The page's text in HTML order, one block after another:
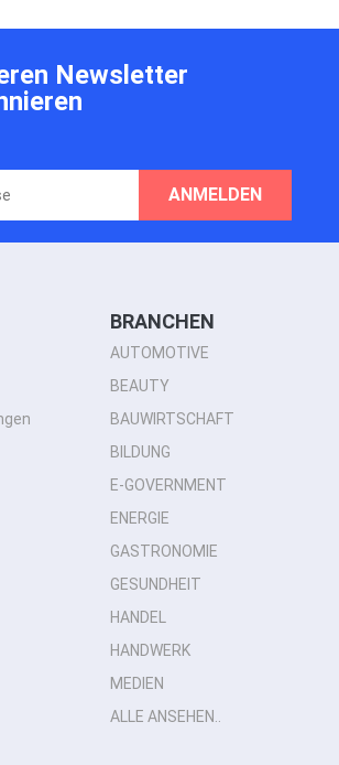
Newsletter
ANMELDEN
BRANCHEN
AUTOMOTIVE
BEAUTY
BAUWIRTSCHAFT
BILDUNG
E-GOVERNMENT
ENERGIE
GASTRONOMIE
GESUNDHEIT
HANDEL
HANDWERK
MEDIEN
ALLE ANSEHEN..